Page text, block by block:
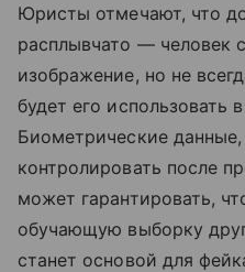
Юристы отмечают, что
расплывчато — человек
изображение, но не
будет его использовать
Биометрические
контролировать после
может гарантировать,
обучающую выборку
станет основой для